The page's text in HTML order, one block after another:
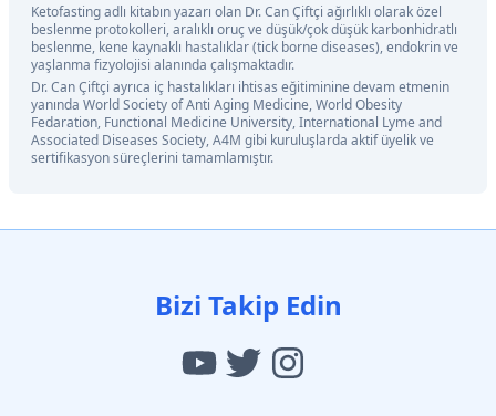
Ketofasting adlı kitabın yazarı olan Dr. Can Çiftçi ağırlıklı olarak özel
beslenme protokolleri, aralıklı oruç ve düşük/çok düşük karbonhidratlı
beslenme, kene kaynaklı hastalıklar (tick borne diseases), endokrin ve
yaşlanma fizyolojisi alanında çalışmaktadır.
Dr. Can Çiftçi ayrıca iç hastalıkları ihtisas eğitiminine devam etmenin
yanında World Society of Anti Aging Medicine, World Obesity
Fedaration, Functional Medicine University, International Lyme and
Associated Diseases Society, A4M gibi kuruluşlarda aktif üyelik ve
sertifikasyon süreçlerini tamamlamıştır.
Bizi Takip Edin